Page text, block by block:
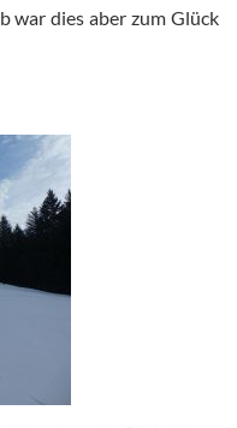
war dies aber zum Glück